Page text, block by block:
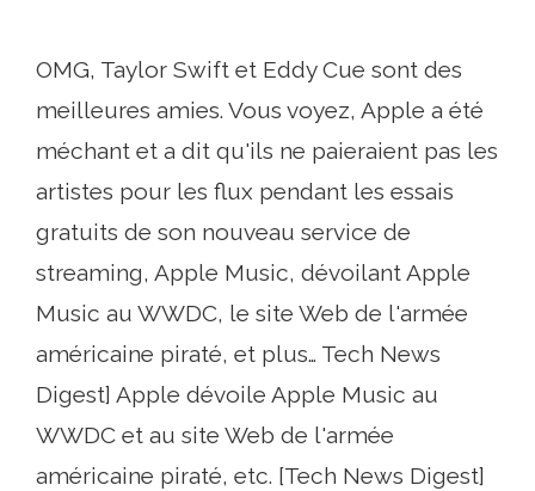
OMG, Taylor Swift et Eddy Cue sont des
meilleures amies. Vous voyez, Apple a été
méchant et a dit qu'ils ne paieraient pas les
artistes pour les flux pendant les essais
gratuits de son nouveau service de
streaming, Apple Music, dévoilant Apple
Music au WWDC, le site Web de l'armée
américaine piraté, et plus… Tech News
Digest] Apple dévoile Apple Music au
WWDC et au site Web de l'armée
américaine piraté, etc. [Tech News Digest]